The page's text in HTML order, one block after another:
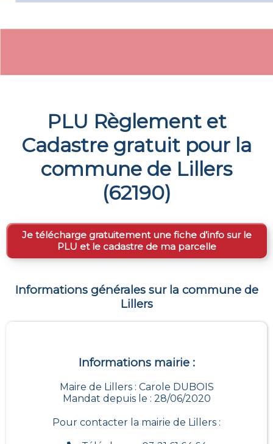
PLU Règlement et
Cadastre gratuit pour la
commune de Lillers
(62190)
Je télécharge gratuitement une fiche d’info sur le
PLU et le cadastre de ma parcelle
Informations générales sur la commune de
Lillers
Informations mairie :
Maire de Lillers : Carole DUBOIS
Mandat depuis le : 28/06/2020
Pour contacter la mairie de Lillers :